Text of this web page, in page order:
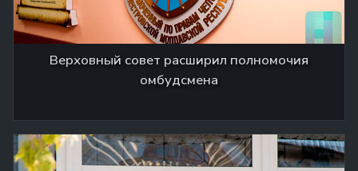
Верховный совет расширил полномочия
омбудсмена